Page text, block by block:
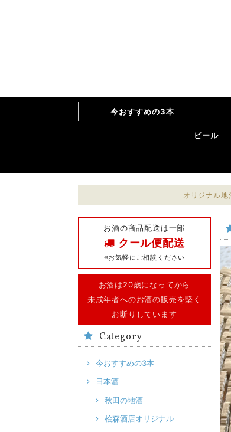
今おすすめの3本
ビール
オリジナル
お酒の商品配送は一部
クール便配送
※お気軽にご相談ください
お酒は20歳になってから
未成年者へのお酒の販売を堅く
お断りしています
Category
今おすすめの3本
日本酒
秋田の地酒
桧森酒店オリジナル